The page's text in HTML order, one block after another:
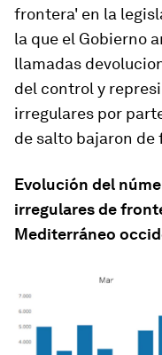
frontera' en la
la que el Gobierno
llamadas
del control y
irregulares por
de salto bajaron de
Evolución del
irregulares de
Mediterráneo